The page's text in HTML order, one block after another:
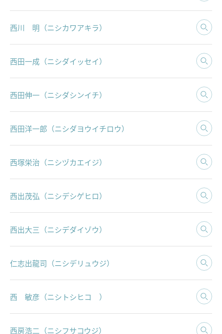
西川 明（ニシカワアキラ）
西田一成（ニシダイッセイ）
西田伸一（ニシダシンイチ）
西田洋一郎（ニシダヨウイチロウ）
西塚栄治（ニシヅカエイジ）
西出茂弘（ニシデシゲヒロ）
西出大三（ニシデダイゾウ）
仁志出龍司（ニシデリュウジ）
西 敏彦（ニシトシヒコ ）
西房浩二（ニシフサコウジ）
画像利用について
オンラインポリシー
おうちで楽しむ石川県立美術
石川県文化財保存修復工房